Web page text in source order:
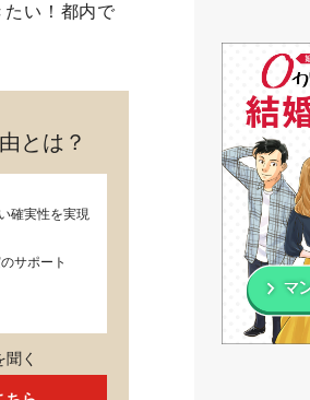
い！都内で
とは？
確実性を実現
サポート
く